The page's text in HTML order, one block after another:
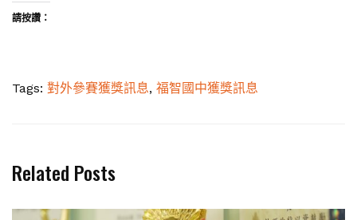
請按讚：
Tags: 對外參賽獲獎訊息, 福智國中獲獎訊息
Related Posts